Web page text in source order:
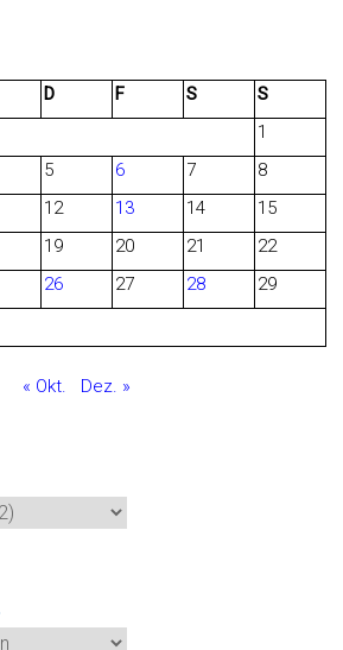
D F S
S
1
5 6 7
8
12 13 14
15
19 20 21
22
26 27 28
29
« Okt. Dez. »